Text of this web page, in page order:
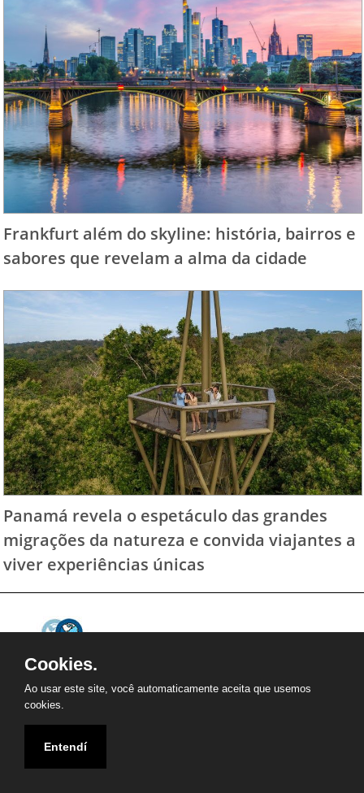
Frankfurt além do skyline: história, bairros e
sabores que revelam a alma da cidade
Panamá revela o espetáculo das grandes
migrações da natureza e convida viajantes a
viver experiências únicas
Camila Karam
Todos os direitos reservados
Cookies.
Ao usar este site, você automaticamente aceita que usemos
cookies.
Entendí